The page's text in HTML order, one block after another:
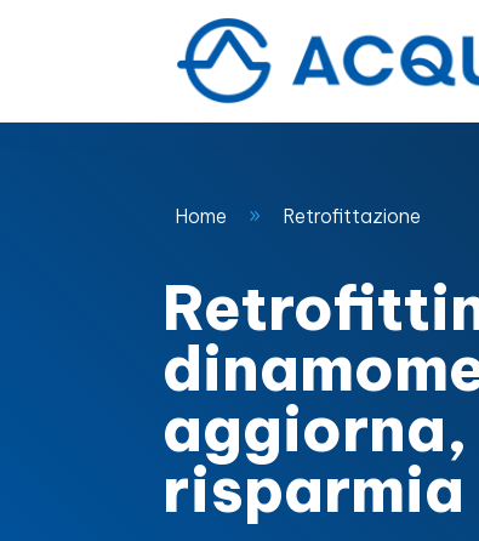
Home 9 Retrofittazione
risparmia